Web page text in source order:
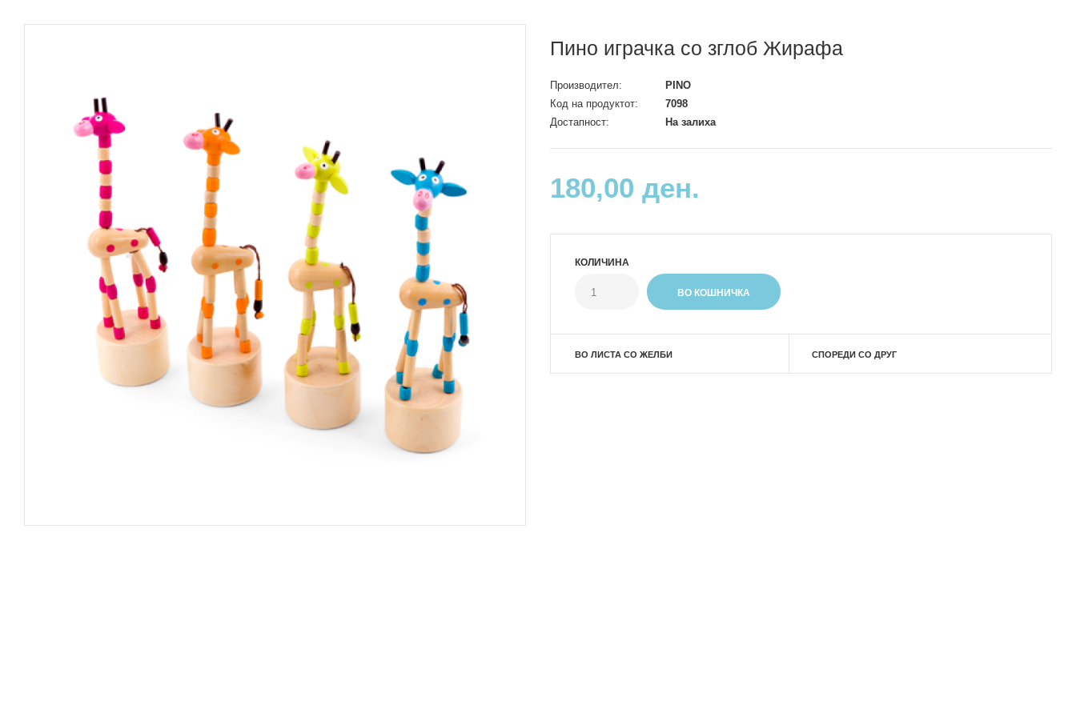
Пино играчка со зглоб Жирафа
Производител:
PINO
Код на продуктот:
7098
Достапност:
На залиха
180,00 ден.
КОЛИЧИНА
ВО ЛИСТА СО ЖЕЛБИ СПОРЕДИ СО ДРУГ